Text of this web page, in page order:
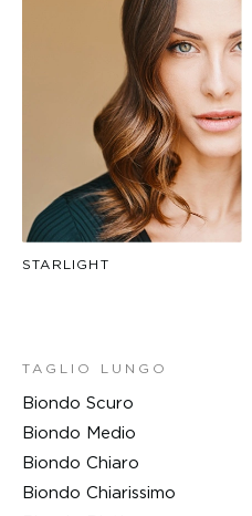
STARLIGHT
TAGLIO LUNGO
Biondo Scuro
Biondo Medio
Biondo Chiaro
Biondo Chiarissimo